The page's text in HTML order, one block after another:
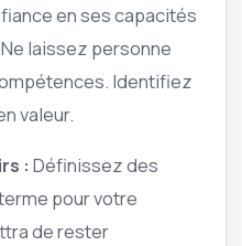
en ses capacités
laissez personne
Identifiez
valeur.
: Définissez des
pour votre
de rester